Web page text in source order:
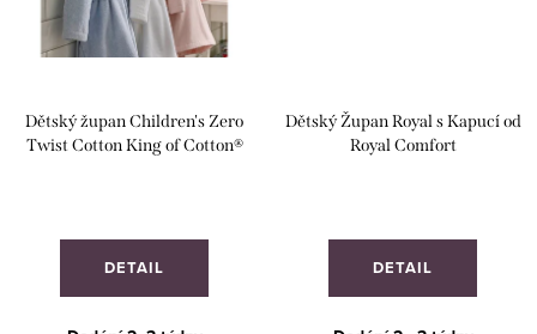
Dětský župan Children's Zero
Twist Cotton King of Cotton®
DETAIL
Dětský Župan Royal s Kapucí od
Royal Comfort
DETAIL